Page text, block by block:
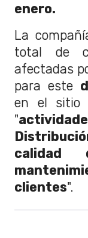
enero.
La
total de
afectadas
para este
en el sitio
"
calidad
clientes".